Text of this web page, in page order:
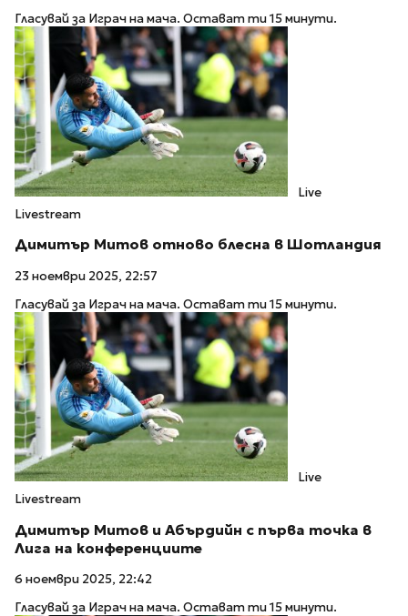
Гласувай за Играч на мача. Остават ти 15 минути.
Live
Livestream
Димитър Митов отново блесна в Шотландия
23 ноември 2025, 22:57
Гласувай за Играч на мача. Остават ти 15 минути.
Live
Livestream
Димитър Митов и Абърдийн с първа точка в
Лига на конференциите
6 ноември 2025, 22:42
Гласувай за Играч на мача. Остават ти 15 минути.